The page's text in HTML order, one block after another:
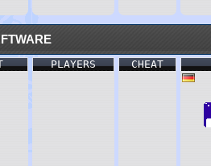
CHEAT
PLAYERS